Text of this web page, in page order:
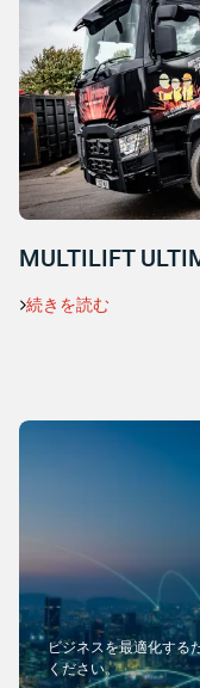
MULTILIFT
続きを読む
ビジネスを最適化する
ください。